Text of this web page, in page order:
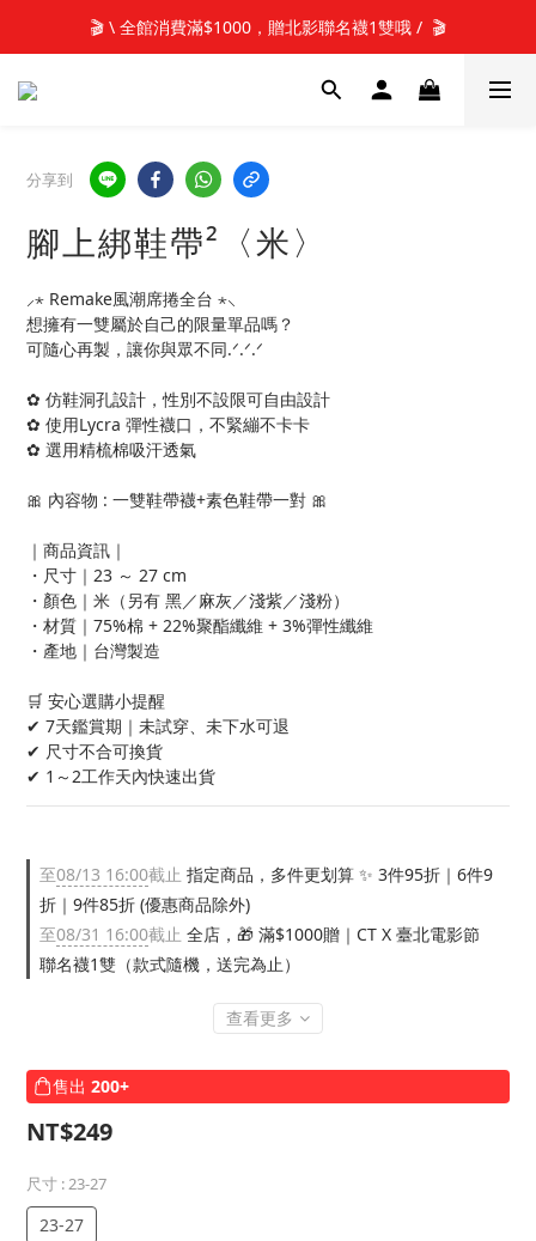
📢新加入會員 可享50元購物金元購物金(立即使用)✨
🎬 \ 全館消費滿$1000，贈北影聯名襪1雙哦 /  🎬
📢新加入會員 可享50元購物金元購物金(立即使用)✨
分享到
腳上綁鞋帶²〈米〉
⸝⋆ Remake風潮席捲全台 ⋆⸜
想擁有一雙屬於自己的限量單品嗎？
可隨心再製，讓你與眾不同.ᐟ.ᐟ.ᐟ
✿ 仿鞋洞孔設計，性別不設限可自由設計
✿ 使用Lycra 彈性襪口，不緊繃不卡卡
✿ 選用精梳棉吸汗透氣
🎀 內容物 : 一雙鞋帶襪+素色鞋帶一對 🎀
｜商品資訊｜
・尺寸｜23 ～ 27 cm
・顏色｜米（另有 黑／麻灰／淺紫／淺粉）
・材質｜75%棉 + 22%聚酯纖維 + 3%彈性纖維
・產地｜台灣製造
🛒 安心選購小提醒
✔ 7天鑑賞期｜未試穿、未下水可退
✔ 尺寸不合可換貨
✔ 1～2工作天內快速出貨
至08/13 16:00截止 指定商品，多件更划算 ✨ 3件95折｜6件9
折｜9件85折 (優惠商品除外)
至08/31 16:00截止 全店，🎁 滿$1000贈｜CT X 臺北電影節
聯名襪1雙（款式隨機，送完為止）
查看更多
售出 200+
NT$249
尺寸 : 23-27
23-27